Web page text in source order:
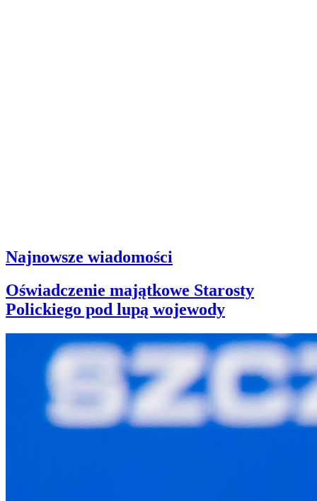
Najnowsze wiadomości
Oświadczenie majątkowe Starosty
Polickiego pod lupą wojewody